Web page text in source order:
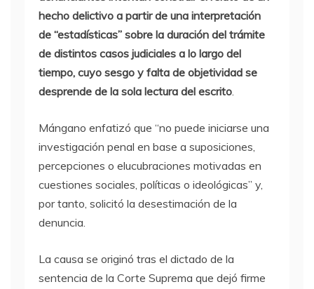
hecho delictivo a partir de una interpretación
de “estadísticas” sobre la duración del trámite
de distintos casos judiciales a lo largo del
tiempo, cuyo sesgo y falta de objetividad se
desprende de la sola lectura del escrito.
Mángano enfatizó que “no puede iniciarse una
investigación penal en base a suposiciones,
percepciones o elucubraciones motivadas en
cuestiones sociales, políticas o ideológicas” y,
por tanto, solicitó la desestimación de la
denuncia.
La causa se originó tras el dictado de la
sentencia de la Corte Suprema que dejó firme